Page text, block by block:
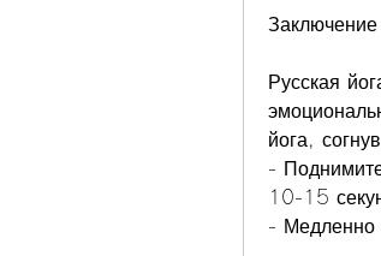
Заключение
Русская
йога,
-
10-15
- Медленно